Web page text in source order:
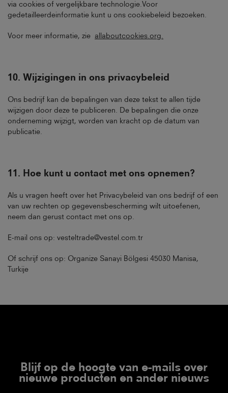
via cookies of vergelijkbare technologie.Voor
gedetailleerdeinformatie kunt u ons cookiebeleid bezoeken.
Voor meer informatie, zie allaboutcookies.org
10. Wijzigingen in ons privacybeleid
Ons bedrijf kan de bepalingen van deze tekst te allen tijde
wijzigen door deze te publiceren. De bepalingen die onze
onderneming wijzigt, worden van kracht op de datum van
publicatie.
11. Hoe kunt u contact met ons opnemen?
Als u vragen heeft over het Privacybeleid van ons bedrijf of een
van uw rechten op gegevensbescherming wilt uitoefenen,
neem dan gerust contact met ons op.
E-mail ons op: vesteltrade@vestel.com.tr
Of schrijf ons op: Organize Sanayi Bölgesi 45030 Manisa,
Turkije
Blijf op de hoogte van e-mails over
nieuwe producten en ander nieuws